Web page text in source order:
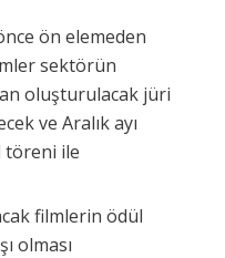
ön elemeden
sektörün
oluşturulacak jüri
ve Aralık ayı
töreni ile
filmlerin ödül
olması